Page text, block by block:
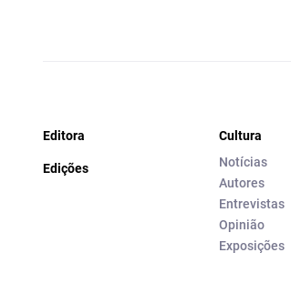
Editora
Edições
Cultura
Notícias
Autores
Entrevistas
Opinião
Exposições